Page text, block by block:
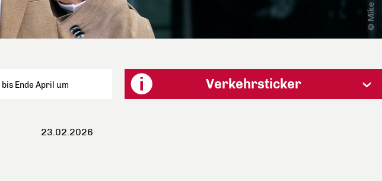
Ende April um
23.02.2026
Verkehrsticker